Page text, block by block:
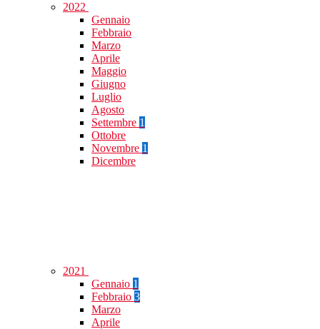
2022
Gennaio
Febbraio
Marzo
Aprile
Maggio
Giugno
Luglio
Agosto
Settembre 1
Ottobre
Novembre 1
Dicembre
2021
Gennaio 1
Febbraio 3
Marzo
Aprile